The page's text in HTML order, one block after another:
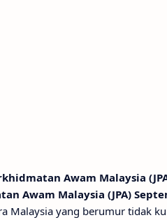
Awam Malaysia
Awam Malaysia (JPA)
Malaysia yang berumur tidak